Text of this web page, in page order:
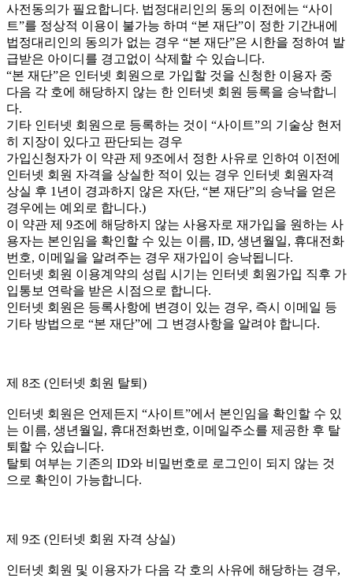
사전동의가 필요합니다. 법정대리인의 동의 이전에는 “사이
트”를 정상적 이용이 불가능 하며 “본 재단”이 정한 기간내에
법정대리인의 동의가 없는 경우 “본 재단”은 시한을 정하여 발
급받은 아이디를 경고없이 삭제할 수 있습니다.
“본 재단”은 인터넷 회원으로 가입할 것을 신청한 이용자 중
다음 각 호에 해당하지 않는 한 인터넷 회원 등록을 승낙합니
다.
기타 인터넷 회원으로 등록하는 것이 “사이트”의 기술상 현저
히 지장이 있다고 판단되는 경우
가입신청자가 이 약관 제 9조에서 정한 사유로 인하여 이전에
인터넷 회원 자격을 상실한 적이 있는 경우 인터넷 회원자격
상실 후 1년이 경과하지 않은 자(단, “본 재단”의 승낙을 얻은
경우에는 예외로 합니다.)
이 약관 제 9조에 해당하지 않는 사용자로 재가입을 원하는 사
용자는 본인임을 확인할 수 있는 이름, ID, 생년월일, 휴대전화
번호, 이메일을 알려주는 경우 재가입이 승낙됩니다.
인터넷 회원 이용계약의 성립 시기는 인터넷 회원가입 직후 가
입통보 연락을 받은 시점으로 합니다.
인터넷 회원은 등록사항에 변경이 있는 경우, 즉시 이메일 등
기타 방법으로 “본 재단”에 그 변경사항을 알려야 합니다.
제 8조 (인터넷 회원 탈퇴)
인터넷 회원은 언제든지 “사이트”에서 본인임을 확인할 수 있
는 이름, 생년월일, 휴대전화번호, 이메일주소를 제공한 후 탈
퇴할 수 있습니다.
탈퇴 여부는 기존의 ID와 비밀번호로 로그인이 되지 않는 것
으로 확인이 가능합니다.
제 9조 (인터넷 회원 자격 상실)
인터넷 회원 및 이용자가 다음 각 호의 사유에 해당하는 경우,